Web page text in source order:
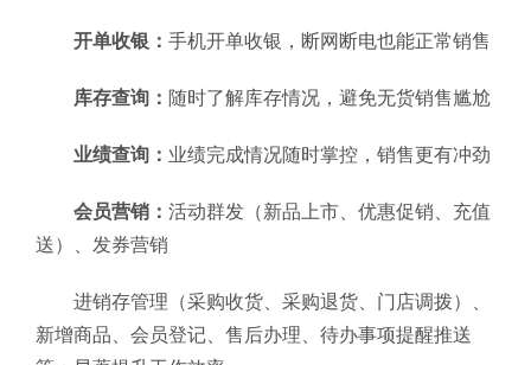
开单收银： 手机开单收银，断网断电也能正常销售
库存查询： 随时了解库存情况，避免无货销售尴尬
业绩查询： 业绩完成情况随时掌控，销售更有冲劲
会员营销： 活动群发（新品上市、优惠促销、充值
送）、发券营销
进销存管理（采购收货、采购退货、门店调拨）、
新增商品、会员登记、售后办理、待办事项提醒推送